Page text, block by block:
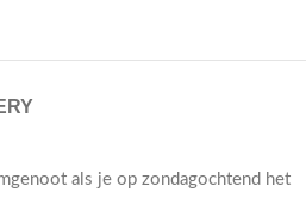
als je op zondagochtend het